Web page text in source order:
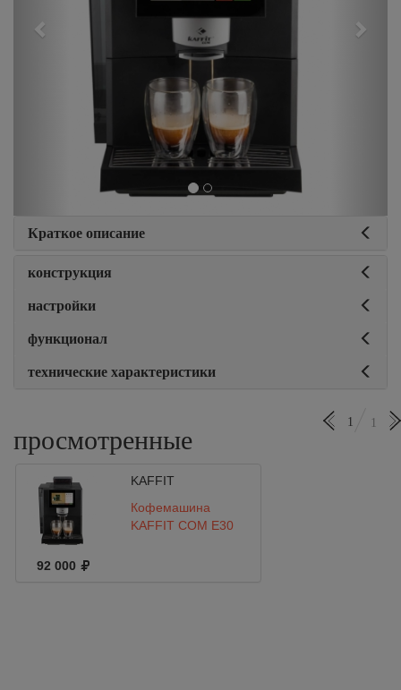
Краткое описание
конструкция
настройки
функционал
технические характеристики
просмотренные
1 1
KAFFIT
Кофемашина
KAFFIT COM E30
92 000